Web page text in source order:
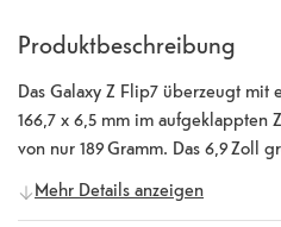
Produktbeschreibung
Das Galaxy Z Flip7 überzeugt mit
166,7 x 6,5 mm im aufgeklappten
von nur 189 Gramm. Das 6,9 Zoll
Auflösung von 1080 x 2520
Helligkeit von bis zu 2600 Nits.
Mehr Details anzeigen